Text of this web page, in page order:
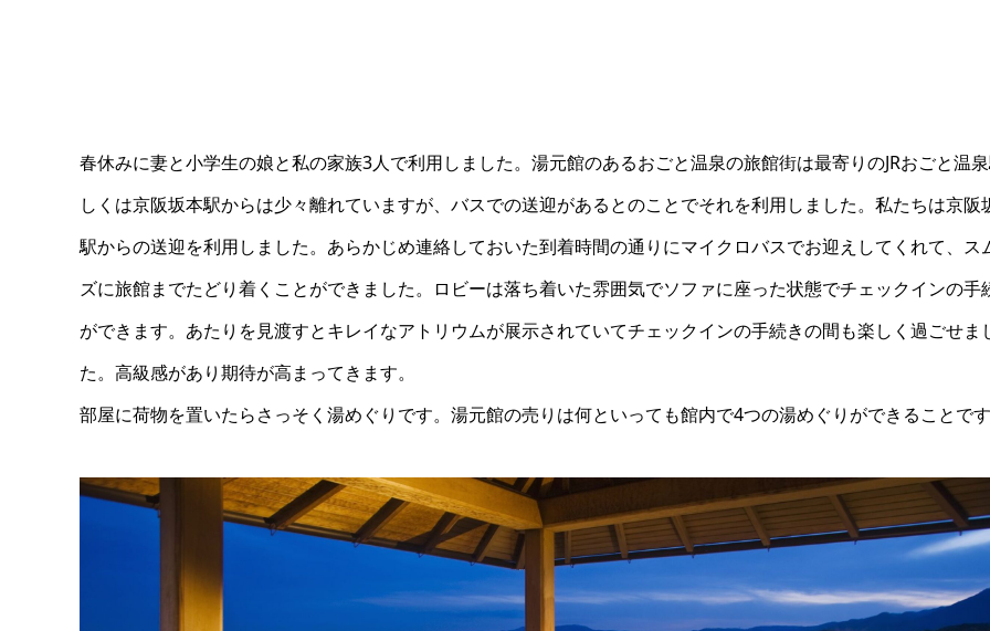
春休みに妻と小学生の娘と私の家族3人で利用しました。湯元館のあるおごと温泉の旅館街は最寄りのJRおごと温
しくは京阪坂本駅からは少々離れていますが、バスでの送迎があるとのことでそれを利用しました。私たちは京阪
駅からの送迎を利用しました。あらかじめ連絡しておいた到着時間の通りにマイクロバスでお迎えしてくれて、ス
ズに旅館までたどり着くことができました。ロビーは落ち着いた雰囲気でソファに座った状態でチェックインの手
ができます。あたりを見渡すとキレイなアトリウムが展示されていてチェックインの手続きの間も楽しく過ごせま
た。高級感があり期待が高まってきます。
部屋に荷物を置いたらさっそく湯めぐりです。湯元館の売りは何といっても館内で4つの湯めぐりができることで